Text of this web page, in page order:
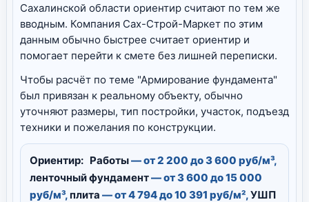
Сахалинской области ориентир считают по тем же
вводным. Компания Сах-Строй-Маркет по этим
данным обычно быстрее считает ориентир и
помогает перейти к смете без лишней переписки.
Чтобы расчёт по теме "Армирование фундамента"
был привязан к реальному объекту, обычно
уточняют размеры, тип постройки, участок, подъезд
техники и пожелания по конструкции.
Ориентир: Работы— от 2 200 до 3 600 руб/м³,
ленточный фундамент— от 3 600 до 15 000
руб/м³,плита — от 4 794 до 10 391 руб/м²,УШП